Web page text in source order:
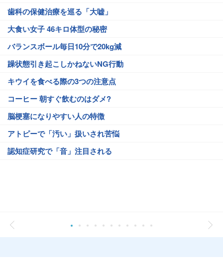
歯科の保健治療を巡る「大嘘」
大食い女子 46キロ体型の秘密
バランスボール毎日10分で20kg減
躁状態引き起こしかねないNG行動
キウイを食べる際の3つの注意点
コーヒー 朝すぐ飲むのはダメ?
脳梗塞になりやすい人の特徴
アトピーで「汚い」扱いされ苦悩
認知症研究で「音」注目される